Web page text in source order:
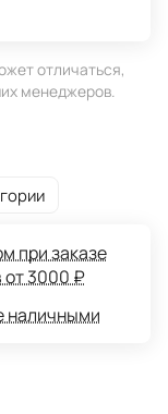
отличаться,
менеджеров.
при заказе
от 3000 ₽
наличными